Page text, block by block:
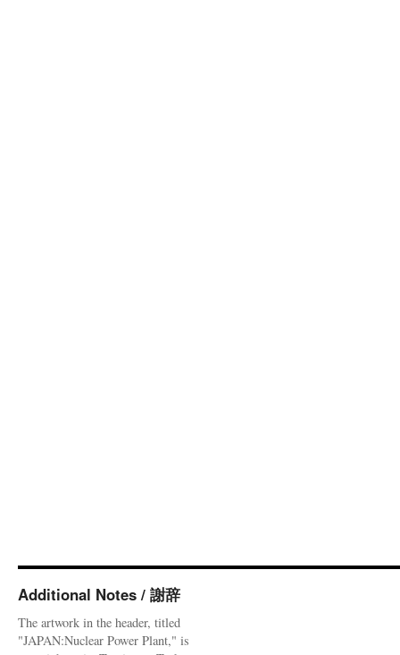
Additional Notes / 謝辞
The artwork in the header, titled
"JAPAN:Nuclear Power Plant," is